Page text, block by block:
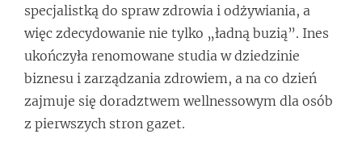
specjalistką do spraw zdrowia i odżywiania, a
więc zdecydowanie nie tylko „ładną buzią”. Ines
ukończyła renomowane studia w dziedzinie
biznesu i zarządzania zdrowiem, a na co dzień
zajmuje się doradztwem wellnessowym dla osób
z pierwszych stron gazet.